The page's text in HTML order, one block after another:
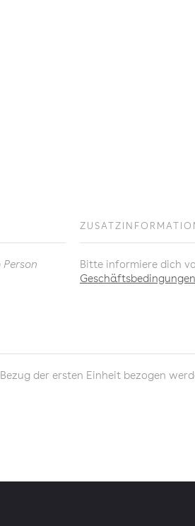
Person Bitte informiere dich
Geschäftsbedingungen
der ersten Einheit bezogen